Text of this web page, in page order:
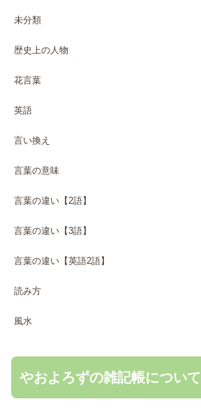
未分類
歴史上の人物
花言葉
英語
言い換え
言葉の意味
言葉の違い【2語】
言葉の違い【3語】
言葉の違い【英語2語】
読み方
風水
やおよろずの雑記帳について